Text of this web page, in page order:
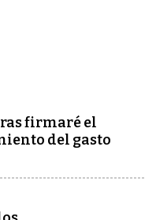
firmaré el
del gasto